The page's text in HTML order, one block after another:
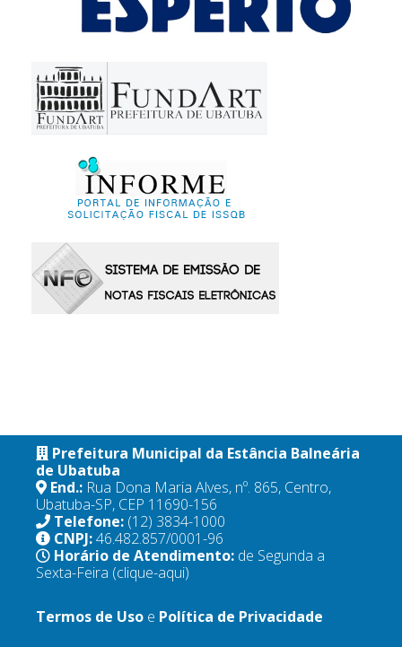
Prefeitura Municipal da Estância Balneária
de Ubatuba
End.: Rua Dona Maria Alves, nº. 865, Centro,
Ubatuba-SP, CEP 11690-156
Telefone: (12) 3834-1000
CNPJ:46.482.857/0001-96
Horário de Atendimento: de Segunda a
Sexta-Feira (clique-aqui)
Termos de Uso e Política de Privacidade